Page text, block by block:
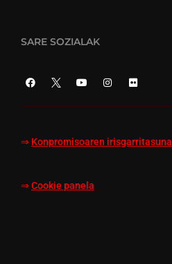
SARE SOZIALAK
⇒ Konpromisoaren irisgarritasuna
⇒ Cookie panela